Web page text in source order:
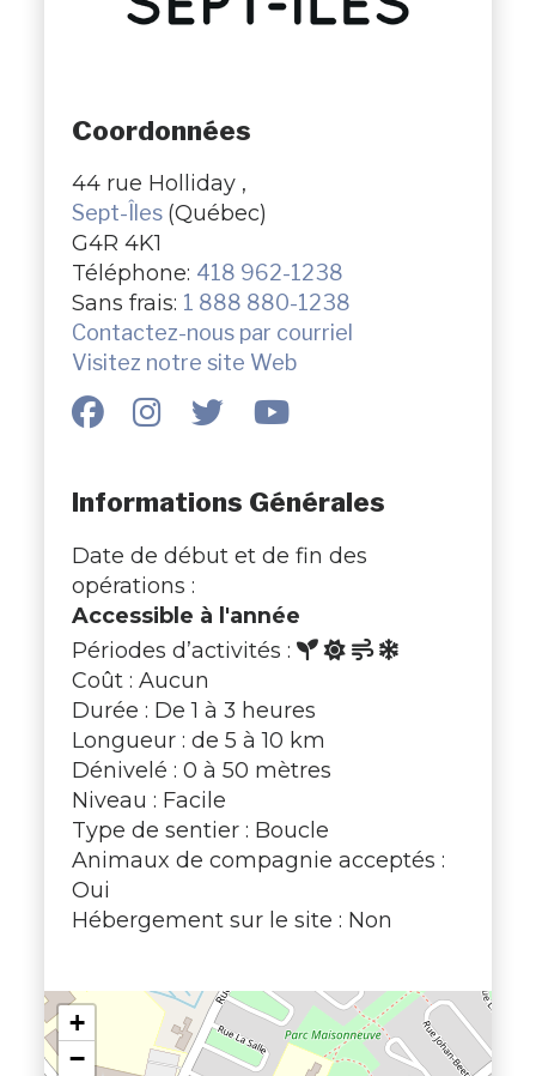
Coordonnées
44 rue Holliday ,
Sept-Îles (Québec)
G4R 4K1
Téléphone: 418 962-1238
Sans frais: 1 888 880-1238
Contactez-nous par courriel
Visitez notre site Web
Informations Générales
Date de début et de fin des
opérations :
Accessible à l'année
Périodes d’activités :
Coût : Aucun
Durée : De 1 à 3 heures
Longueur : de 5 à 10 km
Dénivelé : 0 à 50 mètres
Niveau : Facile
Type de sentier : Boucle
Animaux de compagnie acceptés :
Oui
Hébergement sur le site : Non
+
−